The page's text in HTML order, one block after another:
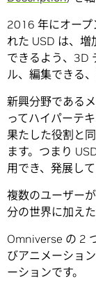
2016 年にオープ
れた USD は、
できるよう、3D
ル、編集できる
新興分野である
ってハイパーテ
果たした役割と
ます。つまり
用でき、発展し
複数のユーザー
分の世界に加え
Omniverse の 2
びアニメーショ
ーションです。